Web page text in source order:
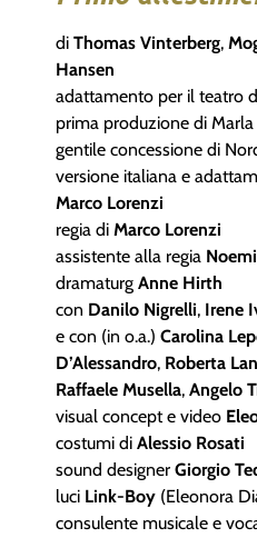
di Thomas Vinterberg,
Hansen
adattamento per il teatro
prima produzione di
gentile concessione di
versione italiana e
Marco Lorenzi
regia di Marco Lorenzi
assistente alla regia
dramaturg Anne Hirth
con Danilo Nigrelli, Irene
e con (in o.a.) Carolina
D’Alessandro, Roberta
Raffaele Musella, Angelo
visual concept e video
costumi di Alessio Rosati
sound designer Giorgio
luci Link-Boy (Eleonora
consulente musicale e